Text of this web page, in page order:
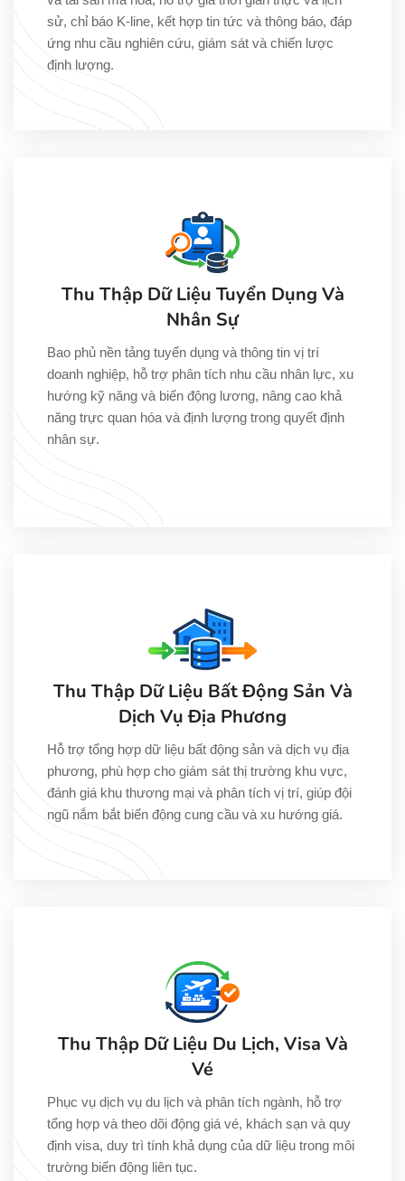
sử, chỉ báo K-line, kết hợp tin tức và thông báo, đáp
ứng nhu cầu nghiên cứu, giám sát và chiến lược
định lượng.
Thu Thập Dữ Liệu Tuyển Dụng Và
Nhân Sự
Bao phủ nền tảng tuyển dụng và thông tin vị trí
doanh nghiệp, hỗ trợ phân tích nhu cầu nhân lực, xu
hướng kỹ năng và biến động lương, nâng cao khả
năng trực quan hóa và định lượng trong quyết định
nhân sự.
Thu Thập Dữ Liệu Bất Động Sản Và
Dịch Vụ Địa Phương
Hỗ trợ tổng hợp dữ liệu bất động sản và dịch vụ địa
phương, phù hợp cho giám sát thị trường khu vực,
đánh giá khu thương mại và phân tích vị trí, giúp đội
ngũ nắm bắt biến động cung cầu và xu hướng giá.
Thu Thập Dữ Liệu Du Lịch, Visa Và
Vé
Phục vụ dịch vụ du lịch và phân tích ngành, hỗ trợ
tổng hợp và theo dõi động giá vé, khách sạn và quy
định visa, duy trì tính khả dụng của dữ liệu trong môi
trường biến động liên tục.